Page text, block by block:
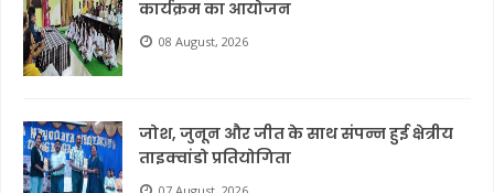
कार्यक्रम का आयोजन
08 August, 2026
जोश, जुनून और जीत के साथ संपन्न हुई क्षेत्रीय
ताइक्वांडो प्रतियोगिता
07 August, 2026